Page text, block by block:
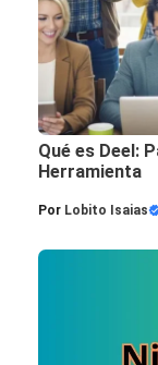
Qué es Deel:
Herramienta
Por Lobito Isaias